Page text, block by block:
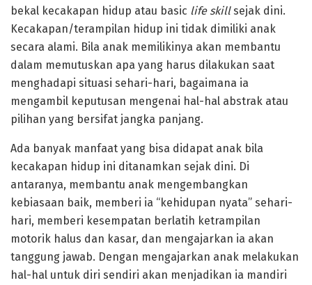
bekal kecakapan hidup atau basic life skillsejak dini.
Kecakapan/terampilan hidup ini tidak dimiliki anak
secara alami. Bila anak memilikinya akan membantu
dalam memutuskan apa yang harus dilakukan saat
menghadapi situasi sehari-hari, bagaimana ia
mengambil keputusan mengenai hal-hal abstrak atau
pilihan yang bersifat jangka panjang.
Ada banyak manfaat yang bisa didapat anak bila
kecakapan hidup ini ditanamkan sejak dini. Di
antaranya, membantu anak mengembangkan
kebiasaan baik, memberi ia “kehidupan nyata” sehari-
hari, memberi kesempatan berlatih ketrampilan
motorik halus dan kasar, dan mengajarkan ia akan
tanggung jawab. Dengan mengajarkan anak melakukan
hal-hal untuk diri sendiri akan menjadikan ia mandiri